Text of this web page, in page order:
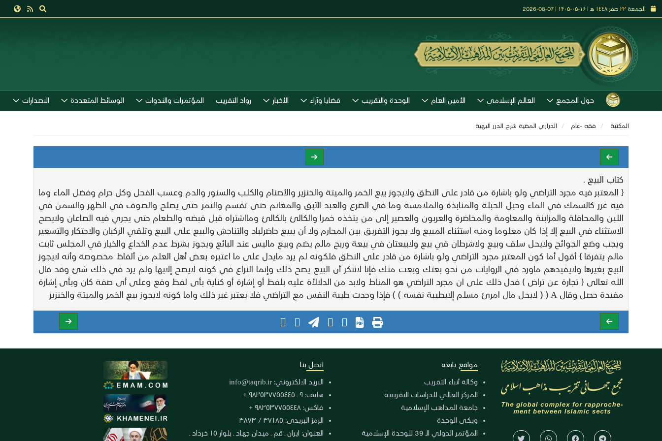
الجمعة ٢٢ صفر ١٤٤٨ هـ | ۱۶-۰۵-۱۴۰۵ | 07-08-2026
حول المجمع العالم الإسلامي الأمين العام الوحدة والتقريب قضايا وآراء الأخبار رواد التقريب المؤتمرات والندوات الوسائط المتعددة الاصدارات
المكتبة فقه -عام الدراري المضية شرح الدرر البهية
كتاب البيع .
{ المعتبر فيه مجرد التراضي ولو باشارة من قادر على النطق ولايجوز بيع الخمر والميتة والخنزير والأصنام والكلب والسنور والدم وعسب الفحل وكل حرام وفضل الماء وما
فيه غرر كالسمك في الماء وحبل الحبلة والمنابذة والملامسة وما في الضرع والعبد الآبق والمغانم حتى تقسم والثمر حتى يصلح والصوف في الظهر والسمن في
اللبن والمحاقلة والمزابنة والمعاومة والمخاضرة والعربون والعصير إلى من يتخذه خمرا والكالئ بالكالئ ومااشتراه قبل قبضه والطعام حتى يجري فيه الصاعان ولايصح
الاستثناء في البيع إلا إذا كان معلوما ومنه استثناء المبيع ولا يجوز التفريق بين المحارم ولا أن يبيع حاضرلباد والتناجش والبيع على البيع وتلقي الركبان والاحتكار والتسعير
ويجب وضع الجوائح ولايحل سلف وبيع ولاشرطان في بيع ولابيعتان في بيعة وربح مالم يضم وبيع ماليس عند البائع ويجوز بشرط عدم الخداع والخيار في المجلس ثابت
مالم يتفرقا } أقول أما كون المعتبر مجرد التراضي ولو باشارة من قادر على النطق فلكونه لم يرد مايدل على ما اعتبره بعض أهل العلم من ألفاظ مخصوصة وأنه لايجوز
البيع بغيرها ولايفيدهم ماورد في الروايات من نحو بعتك وبعت منك فإنا لاننكر أن البيع يصح ذلك وإنما النزاع في كونه لايصح إلابها ولم يرد في ذلك شئ وقد قال
الله تعالى { تجارة عن تراض } فدل ذلك على ان مجرد التراضي هو المناط ولابد من الدلالأة عليه بلفظ أو إشارة أو كناية بأى لفظ وقع وعلى أى صفة كان وبأى إشارة
مفيدة حصل وقال A ( ( لايحل مال امرئ مسلم إلابطيبة نفسه ) ) فإذا وجدت طيبة النفس مع التراضي فلا يعتبر غير ذلك واما كونه لايجوز بيع الخمر والميتة والخنزير
مواقع تابعة
وكالة أنباء التقريب
المركز العالي للدراسات التقريبية
جامعة المذاهب الإسلامية
ويكي الوحدة
المؤتمر الدولي الـ 39 للوحدة الإسلامية
اتصل بنا
البريد الالكتروني: info@taqrib.ir
هاتف: ٩ ـ ٩٨٢٥٣٧٧٥٥٤٤٥ +
فاكس: ٩٨٢٥٣٧٧٥٥٤٤٨ +
الرمز البريدي: ٣٧١٨٥ / ٣٨٧٣
العنوان: ايران ـ قم ـ ميدان جهاد ـ بلوار ١٥ خرداد ـ